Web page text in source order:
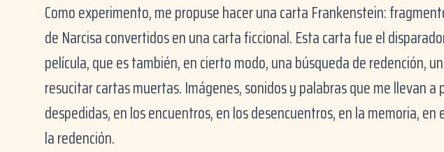
Como experimento, me propuse hacer una carta Frankenstein:
de Narcisa convertidos en una carta ficcional. Esta carta fue el
película, que es también, en cierto modo, una búsqueda de redención,
resucitar cartas muertas. Imágenes, sonidos y palabras que me llevan a
despedidas, en los encuentros, en los desencuentros, en la memoria, en
la redención.